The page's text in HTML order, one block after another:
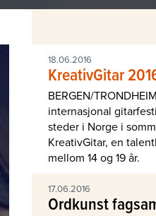
18.06.2016
KreativGitar
BERGEN/
internasjonal
steder i Norge i
KreativGitar, en
mellom 14 og 19 år.
17.06.2016
Ordkunst